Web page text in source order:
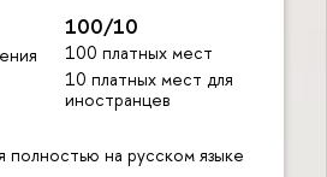
100/10
100 платных мест
10 платных мест для
иностранцев
на русском языке